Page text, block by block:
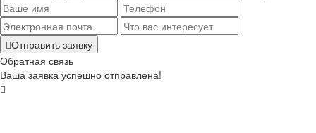
Отправить заявку
Обратная связь
Ваша заявка успешно отправлена!